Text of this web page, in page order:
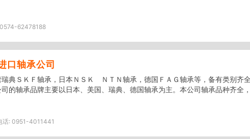
0574-62478188
口轴承公司
典ＳＫＦ轴承，日本ＮＳＫ ＮＴＮ轴承，德国ＦＡＧ轴承等，备有类别齐
的轴承品牌主要以日本、美国、瑞典、德国轴承为主。本公司轴承品种齐全
话: 0951-4011441